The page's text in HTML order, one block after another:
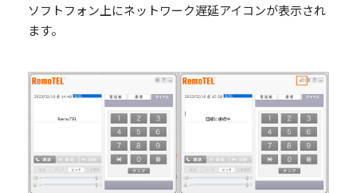
ソフトフォン上にネットワーク遅延アイコンが表示され
ます。